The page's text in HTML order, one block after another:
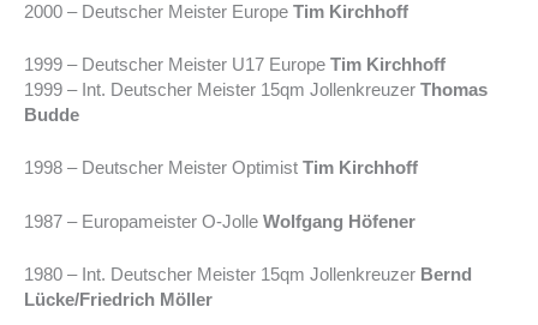
2000 – Deutscher Meister Europe Tim Kirchhoff
1999 – Deutscher Meister U17 Europe Tim Kirchhoff
1999 – Int. Deutscher Meister 15qm Jollenkreuzer Thomas
Budde
1998 – Deutscher Meister Optimist Tim Kirchhoff
1987 – Europameister O-Jolle Wolfgang Höfener
1980 – Int. Deutscher Meister 15qm Jollenkreuzer Bernd
Lücke/Friedrich Möller